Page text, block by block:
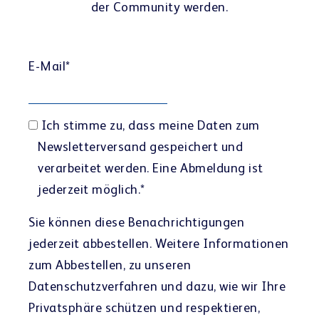
der Community werden.
E-Mail*
Ich stimme zu, dass meine Daten zum
Newsletterversand gespeichert und
verarbeitet werden. Eine Abmeldung ist
jederzeit möglich.*
Sie können diese Benachrichtigungen
jederzeit abbestellen. Weitere Informationen
zum Abbestellen, zu unseren
Datenschutzverfahren und dazu, wie wir Ihre
Privatsphäre schützen und respektieren,